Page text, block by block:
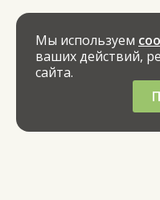
Мы используем
ваших действий,
сайта.